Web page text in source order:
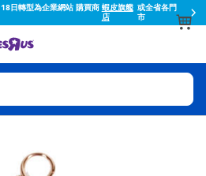
日轉型為企業網站 購買商 蝦皮旗艦
店
或全省各門
市
,射擊玩具